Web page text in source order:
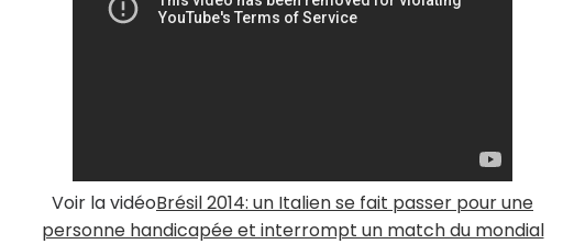
Voir la vidéoBrésil 2014: un Italien se fait passer pour une
personne handicapée et interrompt un match du mondial